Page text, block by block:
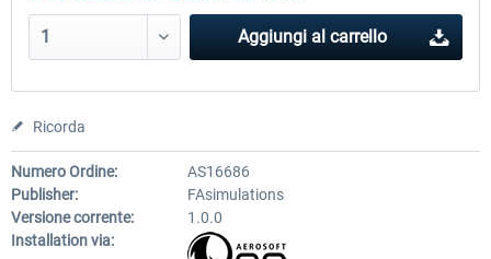
Aggiungi al carrello
Ricorda
Numero Ordine:
AS16686
Publisher:
FAsimulations
Versione corrente:
1.0.0
Installation via: